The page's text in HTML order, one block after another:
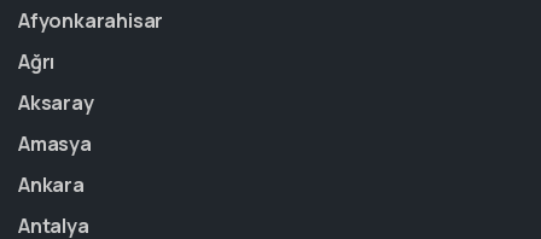
Afyonkarahisar
Ağrı
Aksaray
Amasya
Ankara
Antalya